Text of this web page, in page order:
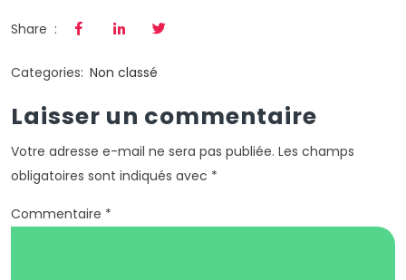
Share :
Categories: Non classé
Laisser un commentaire
Votre adresse e-mail ne sera pas publiée. Les champs
obligatoires sont indiqués avec *
Commentaire *